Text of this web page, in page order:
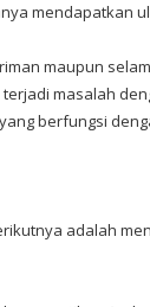
mendapatkan
maupun
masalah
berfungsi
adalah